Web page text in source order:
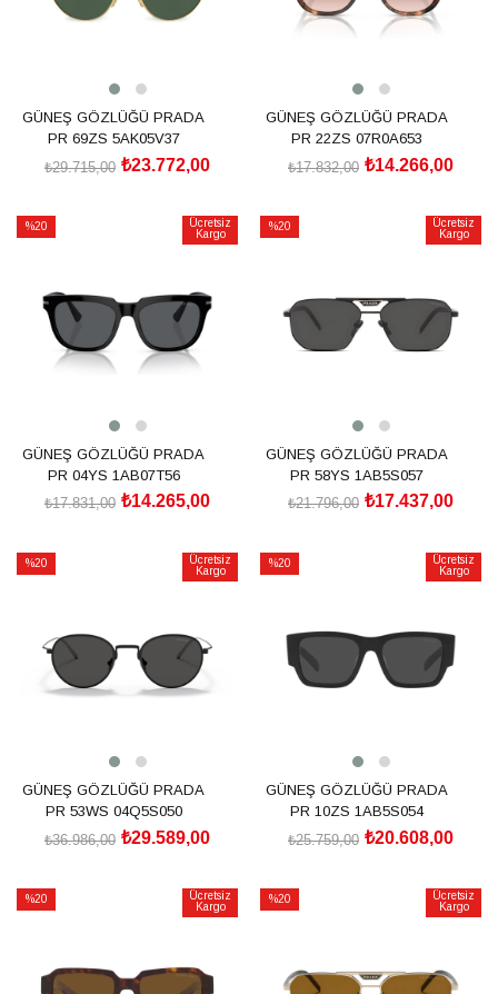
GÜNEŞ GÖZLÜĞÜ PRADA
PR 69ZS 5AK05V37
₺23.772,00
₺29.715,00
GÜNEŞ GÖZLÜĞÜ PRADA
PR 22ZS 07R0A653
₺14.266,00
₺17.832,00
%20
Ücretsiz
Kargo
GÜNEŞ GÖZLÜĞÜ PRADA
PR 04YS 1AB07T56
₺14.265,00
₺17.831,00
%20
Ücretsiz
Kargo
GÜNEŞ GÖZLÜĞÜ PRADA
PR 58YS 1AB5S057
₺17.437,00
₺21.796,00
%20
Ücretsiz
Kargo
GÜNEŞ GÖZLÜĞÜ PRADA
PR 53WS 04Q5S050
₺29.589,00
₺36.986,00
%20
Ücretsiz
Kargo
GÜNEŞ GÖZLÜĞÜ PRADA
PR 10ZS 1AB5S054
₺20.608,00
₺25.759,00
%20
Ücretsiz
Kargo
%20
Ücretsiz
Kargo